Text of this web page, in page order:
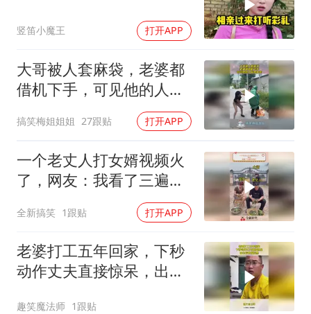
竖笛小魔王 打开APP
大哥被人套麻袋，老婆都
借机下手，可见他的人品
搞笑梅姐姐姐 27跟贴 打开APP
一个老丈人打女婿视频火
了，网友：我看了三遍笑
全新搞笑 1跟贴 打开APP
老婆打工五年回家，下秒
动作丈夫直接惊呆，出去
趣笑魔法师 1跟贴